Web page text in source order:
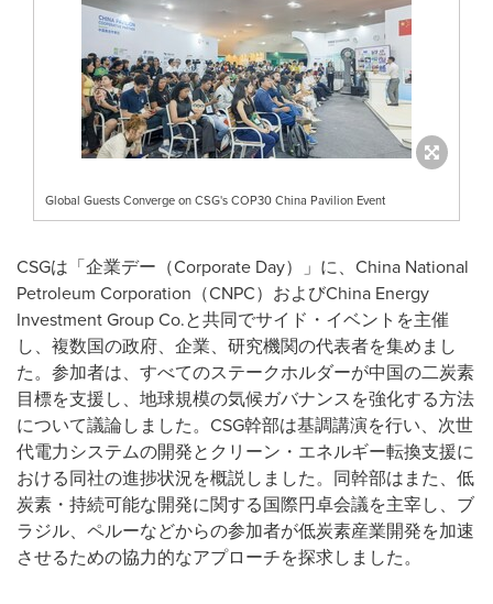
Global Guests Converge on CSG's COP30 China Pavilion Event
CSGは「企業デー（Corporate Day）」に、 China National
Petroleum Corporation （CNPC）およびChina Energy
Investment Group Co.と共同でサイド・イベントを主催
し、複数国の政府、企業、研究機関の代表者を集めまし
た。参加者は、すべてのステークホルダーが中国の二炭素
目標を支援し、地球規模の気候ガバナンスを強化する方法
について議論しました。 CSG幹部は基調講演を行い、次世
代電力システムの開発とクリーン・エネルギー転換支援に
おける同社の進捗状況を概説しました。同幹部はまた、低
炭素・持続可能な開発に関する国際円卓会議を主宰し、ブ
ラジル、ペルーなどからの参加者が低炭素産業開発を加速
させるための協力的なアプローチを探求しました。